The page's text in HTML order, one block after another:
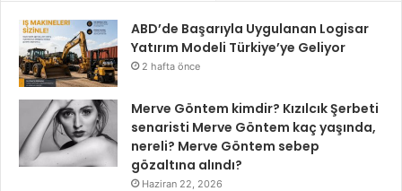
ABD’de Başarıyla Uygulanan Logisar
Yatırım Modeli Türkiye’ye Geliyor
2 hafta önce
Merve Göntem kimdir? Kızılcık Şerbeti
senaristi Merve Göntem kaç yaşında,
nereli? Merve Göntem sebep
gözaltına alındı?
Haziran 22, 2026